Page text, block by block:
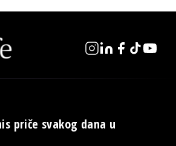
priče svakog dana u